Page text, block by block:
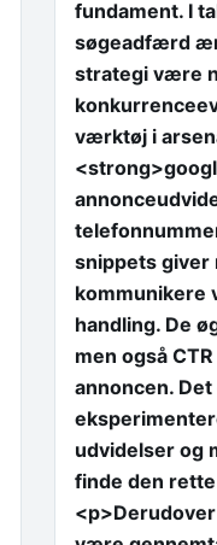
fundament. I
søgeadfærd
strategi være
værktøj i
snippets giver
kommunikere
handling. De
men også
annoncen.
udvidelser og
finde den